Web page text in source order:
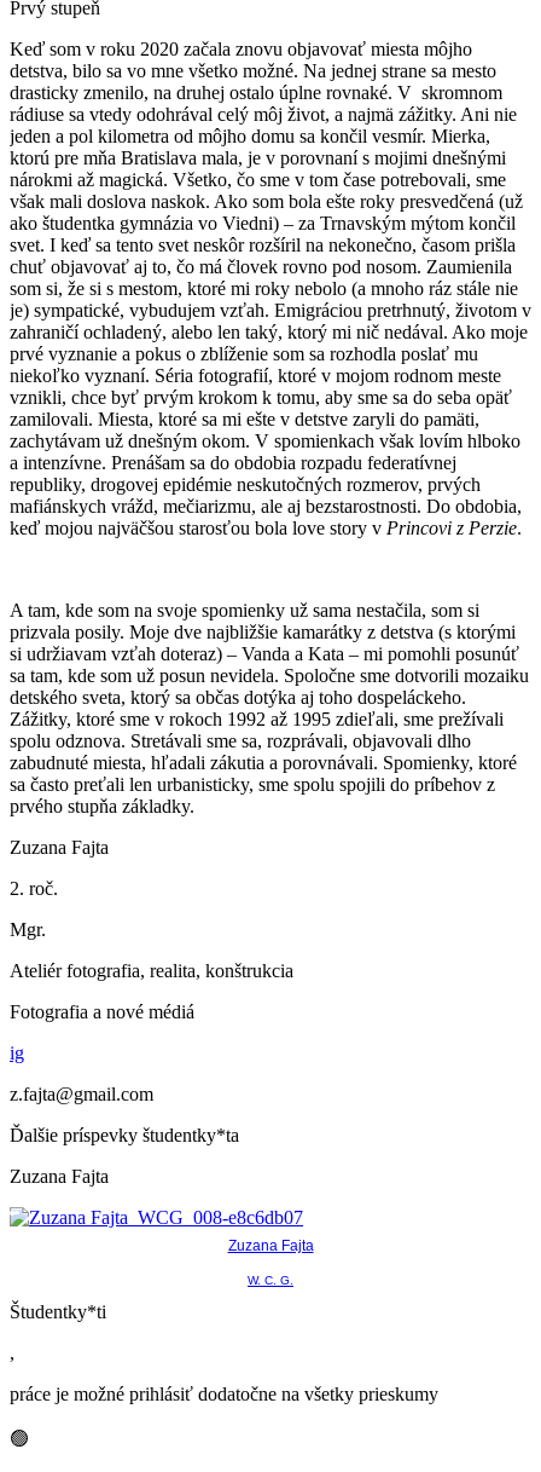
Prvý stupeň
Keď som v roku 2020 začala znovu objavovať miesta môjho
detstva, bilo sa vo mne všetko možné. Na jednej strane sa mesto
drasticky zmenilo, na druhej ostalo úplne rovnaké. V skromnom
rádiuse sa vtedy odohrával celý môj život, a najmä zážitky. Ani nie
jeden a pol kilometra od môjho domu sa končil vesmír. Mierka,
ktorú pre mňa Bratislava mala, je v porovnaní s mojimi dnešnými
nárokmi až magická. Všetko, čo sme v tom čase potrebovali, sme
však mali doslova naskok. Ako som bola ešte roky presvedčená (už
ako študentka gymnázia vo Viedni) – za Trnavským mýtom končil
svet. I keď sa tento svet neskôr rozšíril na nekonečno, časom prišla
chuť objavovať aj to, čo má človek rovno pod nosom. Zaumienila
som si, že si s mestom, ktoré mi roky nebolo (a mnoho ráz stále nie
je) sympatické, vybudujem vzťah. Emigráciou pretrhnutý, životom v
zahraničí ochladený, alebo len taký, ktorý mi nič nedával. Ako moje
prvé vyznanie a pokus o zblíženie som sa rozhodla poslať mu
niekoľko vyznaní. Séria fotografií, ktoré v mojom rodnom meste
vznikli, chce byť prvým krokom k tomu, aby sme sa do seba opäť
zamilovali. Miesta, ktoré sa mi ešte v detstve zaryli do pamäti,
zachytávam už dnešným okom. V spomienkach však lovím hlboko
a intenzívne. Prenášam sa do obdobia rozpadu federatívnej
republiky, drogovej epidémie neskutočných rozmerov, prvých
mafiánskych vrážd, mečiarizmu, ale aj bezstarostnosti. Do obdobia,
keď mojou najväčšou starosťou bola love story v Princovi z Perzie.
A tam, kde som na svoje spomienky už sama nestačila, som si
prizvala posily. Moje dve najbližšie kamarátky z detstva (s ktorými
si udržiavam vzťah doteraz) – Vanda a Kata – mi pomohli posunúť
sa tam, kde som už posun nevidela. Spoločne sme dotvorili mozaiku
detského sveta, ktorý sa občas dotýka aj toho dospeláckeho.
Zážitky, ktoré sme v rokoch 1992 až 1995 zdieľali, sme prežívali
spolu odznova. Stretávali sme sa, rozprávali, objavovali dlho
zabudnuté miesta, hľadali zákutia a porovnávali. Spomienky, ktoré
sa často preťali len urbanisticky, sme spolu spojili do príbehov z
prvého stupňa základky.
Zuzana Fajta
2. roč.
Mgr.
Ateliér fotografia, realita, konštrukcia
Fotografia a nové médiá
ig
z.fajta@gmail.com
Ďalšie príspevky študentky*ta
Zuzana Fajta
Zuzana Fajta
W. C. G.
Študentky*ti
,
práce je možné prihlásiť dodatočne na všetky prieskumy
🟢